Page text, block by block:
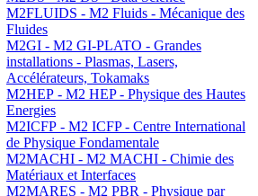
M2FLUIDS - M2 Fluids - Mécanique des
Fluides
M2GI - M2 GI-PLATO - Grandes
installations - Plasmas, Lasers,
Accélérateurs, Tokamaks
M2HEP - M2 HEP - Physique des Hautes
Energies
M2ICFP - M2 ICFP - Centre International
de Physique Fondamentale
M2MACHI - M2 MACHI - Chimie des
Matériaux et Interfaces
M2MARES - M2 PBR - Physique par